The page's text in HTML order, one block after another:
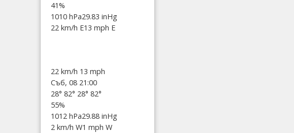
41%
1010 hPa29.83 inHg
22 km/h E13 mph E
22 km/h 13 mph
Съб, 08 21:00
28° 82° 28° 82°
55%
1012 hPa29.88 inHg
2 km/h W1 mph W